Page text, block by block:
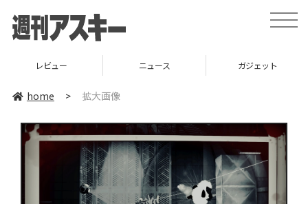
toggle
レビュー ニュース ガジェット
home > 拡大画像